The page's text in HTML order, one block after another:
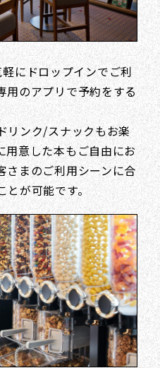
にドロップインでご利
用のアプリで予約をする
リンク/スナックもお楽
用意した本もご自由にお
さまのご利用シーンに合
とが可能です。